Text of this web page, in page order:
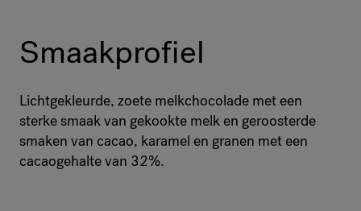
Smaakprofiel
Lichtgekleurde, zoete melkchocolade met een
sterke smaak van gekookte melk en geroosterde
smaken van cacao, karamel en granen met een
cacaogehalte van 32%.